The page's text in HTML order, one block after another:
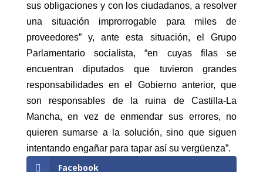
sus obligaciones y con los ciudadanos, a resolver
una situación improrrogable para miles de
proveedores” y, ante esta situación, el Grupo
Parlamentario socialista, “en cuyas filas se
encuentran diputados que tuvieron grandes
responsabilidades en el Gobierno anterior, que
son responsables de la ruina de Castilla-La
Mancha, en vez de enmendar sus errores, no
quieren sumarse a la solución, sino que siguen
intentando engañar para tapar así su vergüenza”.
Facebook